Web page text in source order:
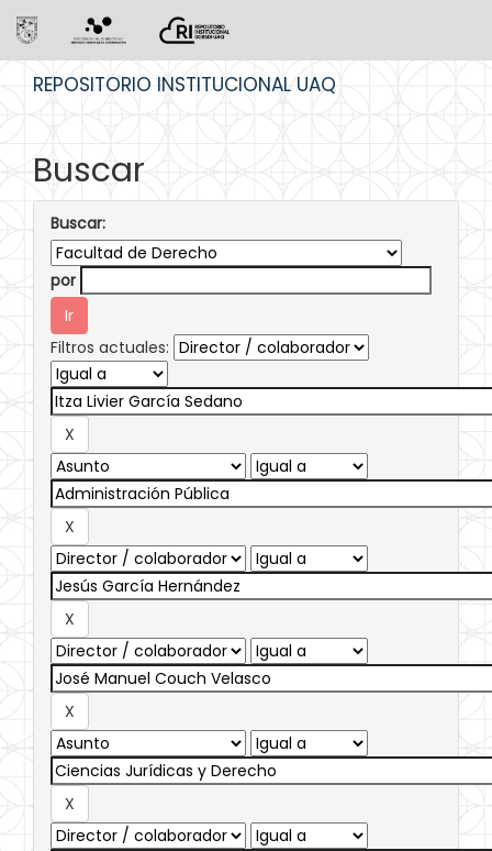
REPOSITORIO INSTITUCIONAL UAQ
Buscar
Buscar:
por
Filtros actuales: